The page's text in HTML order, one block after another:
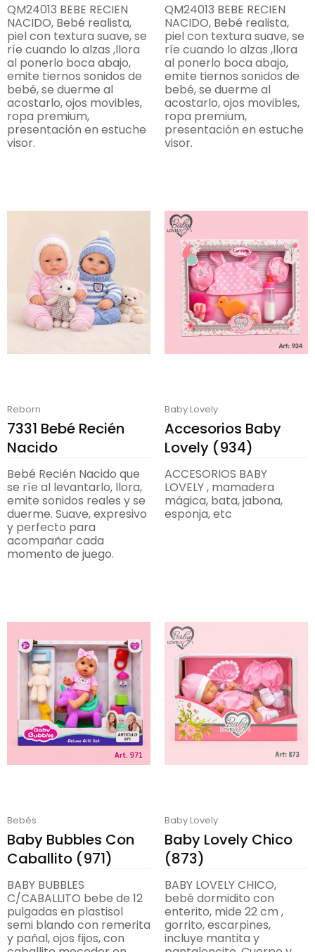
QM24013 BEBE RECIEN
NACIDO, Bebé realista,
piel con textura suave, se
ríe cuando lo alzas ,llora
al ponerlo boca abajo,
emite tiernos sonidos de
bebé, se duerme al
acostarlo, ojos movibles,
ropa premium,
presentación en estuche
visor.
QM24013 BEBE RECIEN
NACIDO, Bebé realista,
piel con textura suave, se
ríe cuando lo alzas ,llora
al ponerlo boca abajo,
emite tiernos sonidos de
bebé, se duerme al
acostarlo, ojos movibles,
ropa premium,
presentación en estuche
visor.
Reborn
7331 Bebé Recién
Nacido
Bebé Recién Nacido que
se ríe al levantarlo, llora,
emite sonidos reales y se
duerme. Suave, expresivo
y perfecto para
acompañar cada
momento de juego.
Baby Lovely
Accesorios Baby
Lovely (934)
ACCESORIOS BABY
LOVELY , mamadera
mágica, bata, jabona,
esponja, etc
Bebés
Baby Bubbles Con
Caballito (971)
BABY BUBBLES
C/CABALLITO bebe de 12
pulgadas en plastisol
semi blando con remerita
y pañal, ojos fijos, con
Baby Lovely
Baby Lovely Chico
(873)
BABY LOVELY CHICO,
bebé dormidito con
enterito, mide 22 cm ,
gorrito, escarpines,
incluye mantita y